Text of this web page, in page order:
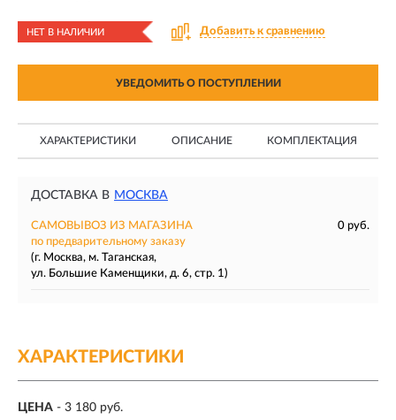
НЕТ В НАЛИЧИИ Добавить к сравнению
УВЕДОМИТЬ О ПОСТУПЛЕНИИ
ХАРАКТЕРИСТИКИ ОПИСАНИЕ КОМПЛЕКТАЦИЯ
ДОСТАВКА В МОСКВА
САМОВЫВОЗ ИЗ МАГАЗИНА
0 руб.
по предварительному заказу
(г. Москва, м. Таганская,
ул. Большие Каменщики, д. 6, стр. 1)
ХАРАКТЕРИСТИКИ
ЦЕНА - 3 180 руб.